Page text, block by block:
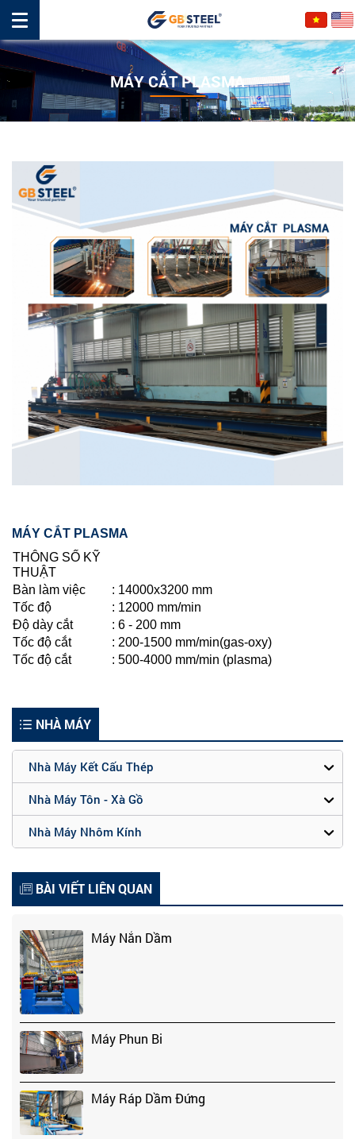
MÁY CẮT PLASMA
NHÀ MÁY
Nhà Máy Kết Cấu Thép
Nhà Máy Tôn - Xà Gồ
Nhà Máy Nhôm Kính
BÀI VIẾT LIÊN QUAN
Máy Nắn Dầm
Máy Phun Bi
Máy Ráp Dầm Đứng
MÁY CẮT PLASMA
THÔNG SỐ KỸ
THUẬT
Bàn làm việc
: 14000x3200 mm
Tốc độ
: 12000 mm/min
Độ dày cắt
: 6 - 200 mm
Tốc độ cắt
: 200-1500 mm/min(gas-oxy)
Tốc độ cắt
: 500-4000 mm/min (plasma)